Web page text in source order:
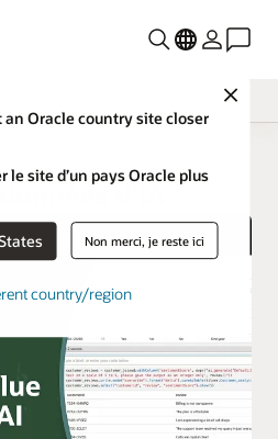
Close
Oracle country site closer
site d’un pays Oracle plus
States Non merci, je reste ici
country/region
d'IA